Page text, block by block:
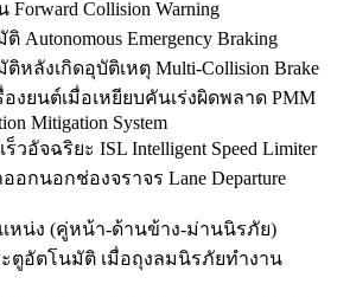
Collision Warning
Autonomous Emergency Braking
หลังเกิดอุบัติเหตุ Multi-Collision Brake
งยนต์เมื่อเหยียบคันเร่งผิดพลาด PMM
Mitigation System
วอัจฉริยะ ISL Intelligent Speed Limiter
อกนอกช่องจราจร Lane Departure
หน่ง (คู่หน้า-ด้านข้าง-ม่านนิรภัย)
ตูอัตโนมัติ เมื่อถุงลมนิรภัยทำงาน